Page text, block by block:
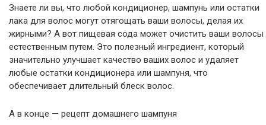
Знаете ли вы, что любой кондиционер, шампунь или остатки
лака для волос могут отягощать ваши волосы, делая их
жирными? А вот пищевая сода может очистить ваши волосы
естественным путем. Это полезный ингредиент, который
значительно улучшает качество ваших волос и удаляет
любые остатки кондиционера или шампуня, что
обеспечивает длительный блеск волос.
А в конце — рецепт домашнего шампуня